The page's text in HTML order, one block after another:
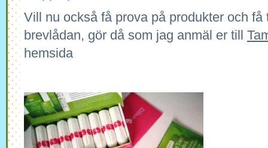
Vill nu också få prova på produkter och få
brevlådan, gör då som jag anmäl er till
hemsida